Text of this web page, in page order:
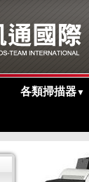
各類掃描器▼